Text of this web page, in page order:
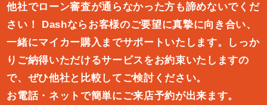
他社でローン審査が通らなかった方も諦めないでくだ
さい！
Dashならお客様のご要望に真摯に向き合い、
一緒にマイカー購入ま でサポートいたします。しっか
りご納得いただけるサービスをお約束いたしますの
で、ぜひ他社と比較してご検討ください。
お電話・ネットで簡単にご来店予約が出来ます。